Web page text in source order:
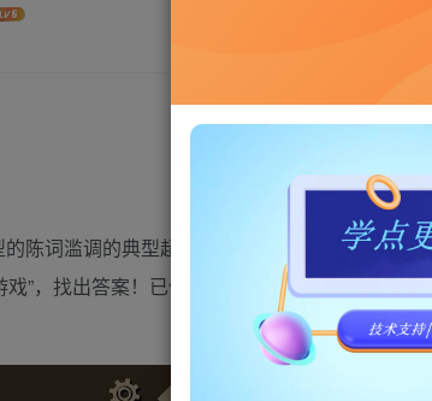
陈词滥调的典型超级英雄情节？想知道在超级
”，找出答案！已修改大量门票！